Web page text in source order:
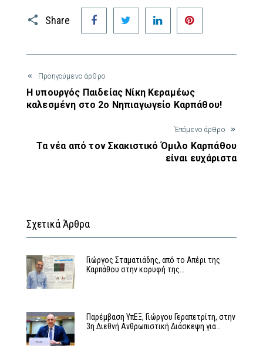
Share
Facebook Twitter LinkedIn
Προηγούμενο άρθρο
Η υπουργός Παιδείας Νίκη Κεραμέως
καλεσμένη στο 2ο Νηπιαγωγείο Καρπάθου!
Έπόμενο άρθρο
Τα νέα από τον Σκακιστικό Όμιλο Καρπάθου
είναι ευχάριστα
Σχετικά Άρθρα
Γιώργος Σταματιάδης, από το Απέρι της
Καρπάθου στην κορυφή της…
Παρέμβαση ΥπΕΞ, Γιώργου Γεραπετρίτη, στην
3η Διεθνή Ανθρωπιστική Διάσκεψη για…